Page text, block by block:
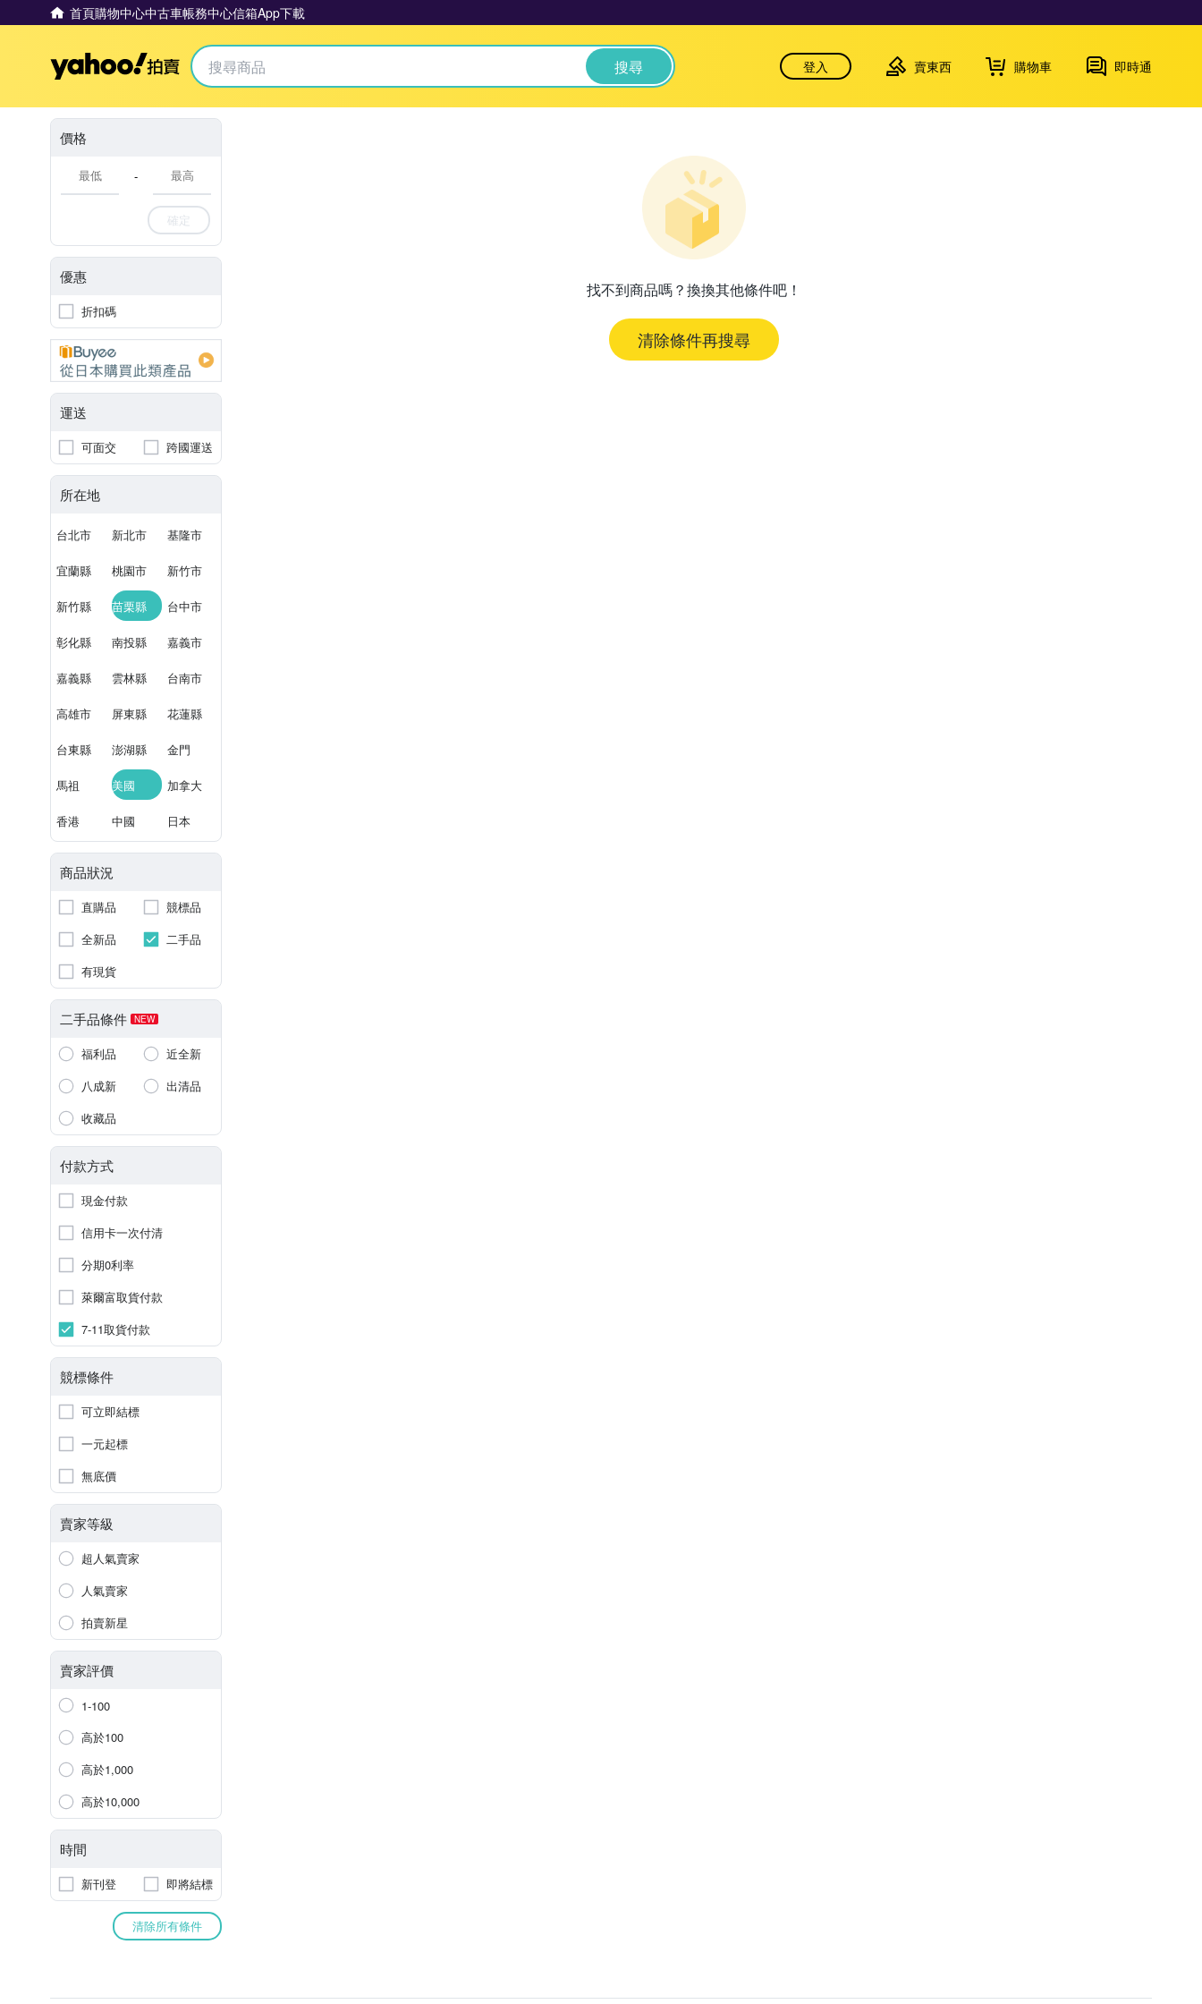
首頁購物中心中古車帳務中心信箱App下載
Yahoo拍賣 搜尋 登入 賣東西 購物車 即時通
價格
-
確定
優惠
折扣碼
運送
可面交 跨國運送
所在地
台北市 新北市 基隆市
宜蘭縣 桃園市 新竹市
新竹縣 苗栗縣 台中市
彰化縣 南投縣 嘉義市
嘉義縣 雲林縣 台南市
高雄市 屏東縣 花蓮縣
台東縣 澎湖縣 金門
馬祖 美國 加拿大
香港 中國 日本
商品狀況
直購品
競標品
全新品
二手品
有現貨
二手品條件 NEW
福利品
近全新
八成新
出清品
收藏品
付款方式
現金付款
信用卡一次付清
分期0利率
萊爾富取貨付款
7-11取貨付款
競標條件
可立即結標
一元起標
無底價
賣家等級
超人氣賣家
人氣賣家
拍賣新星
賣家評價
1-100
高於100
高於1,000
高於10,000
時間
新刊登 即將結標
清除所有條件
找不到商品嗎？換換其他條件吧！
清除條件再搜尋